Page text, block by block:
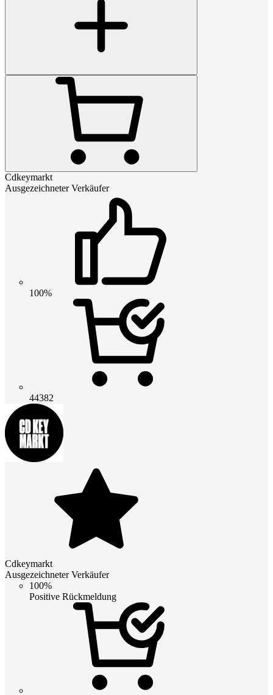
Cdkeymarkt
Ausgezeichneter Verkäufer
100%
44382
Cdkeymarkt
Ausgezeichneter Verkäufer
100%
Positive Rückmeldung